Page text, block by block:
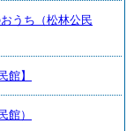
うち（松林公民
館】
館）